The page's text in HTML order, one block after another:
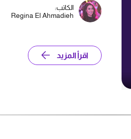
الكاتب:
Regina El Ahmadieh
اقرأ المزيد